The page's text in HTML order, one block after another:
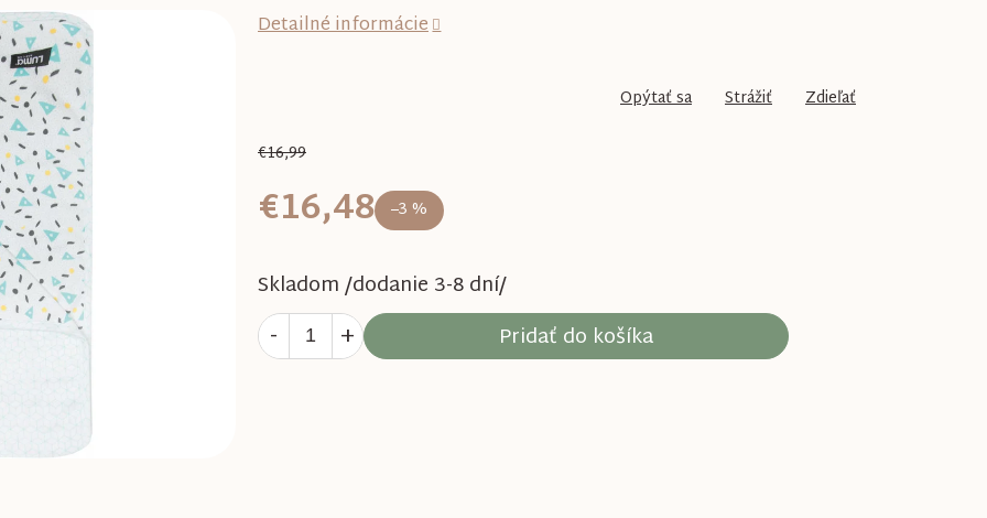
€16,99
–3 %
€16,48
Skladom /dodanie 3-8 dní/
Pridať do košíka
Detailné informácie
Opýtať sa Strážiť Zdieľať